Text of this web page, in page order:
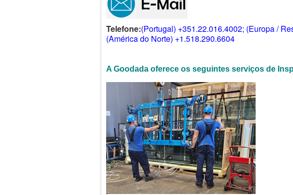
Telefone:(Portugal) +351.22.016.4002; (Europa /
(América do Norte) +1.518.290.6604
A Goodada oferece os seguintes serviços de